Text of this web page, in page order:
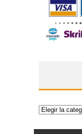
Categorías